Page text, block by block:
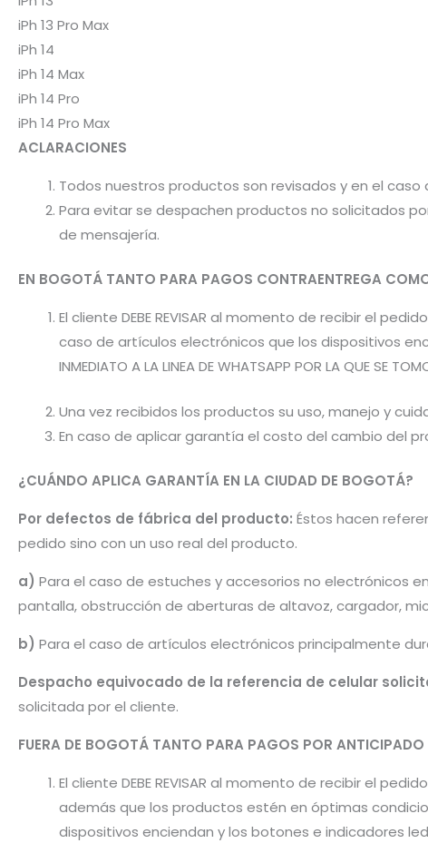
iPh 13 Pro Max
iPh 14
iPh 14 Max
iPh 14 Pro
iPh 14 Pro Max
ACLARACIONES
Todos nuestros productos son revisados y en el
Para evitar se despachen productos no solicitados
de mensajería.
EN BOGOTÁ TANTO PARA PAGOS CONTRAENTREGA
El cliente DEBE REVISAR al momento de recibir el
caso de artículos electrónicos que los dispositivos
INMEDIATO A LA LINEA DE WHATSAPP POR LA QUE SE
Una vez recibidos los productos su uso, manejo y
En caso de aplicar garantía el costo del cambio del
¿CUÁNDO APLICA GARANTÍA EN LA CIUDAD DE BOGOTÁ?
Por defectos de fábrica del producto: Éstos hacen
pedido sino con un uso real del producto.
a) Para el caso de estuches y accesorios no electrónicos
pantalla, obstrucción de aberturas de altavoz, cargador,
b) Para el caso de artículos electrónicos principalmente
Despacho equivocado de la referencia de celular
solicitada por el cliente.
FUERA DE BOGOTÁ TANTO PARA PAGOS POR
El cliente DEBE REVISAR al momento de recibir el
además que los productos estén en óptimas
dispositivos enciendan y los botones e indicadores led